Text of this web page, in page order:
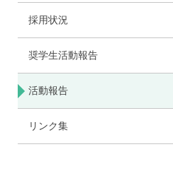
採用状況
奨学生活動報告
活動報告
リンク集